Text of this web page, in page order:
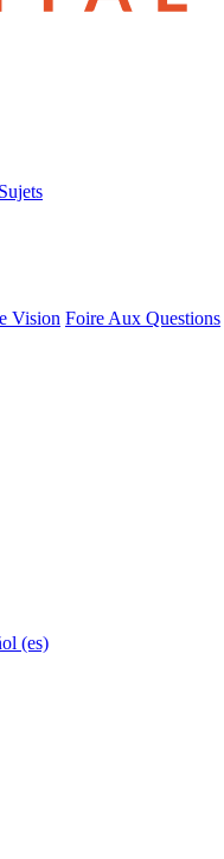
Vision Foire Aux Questions
(es)